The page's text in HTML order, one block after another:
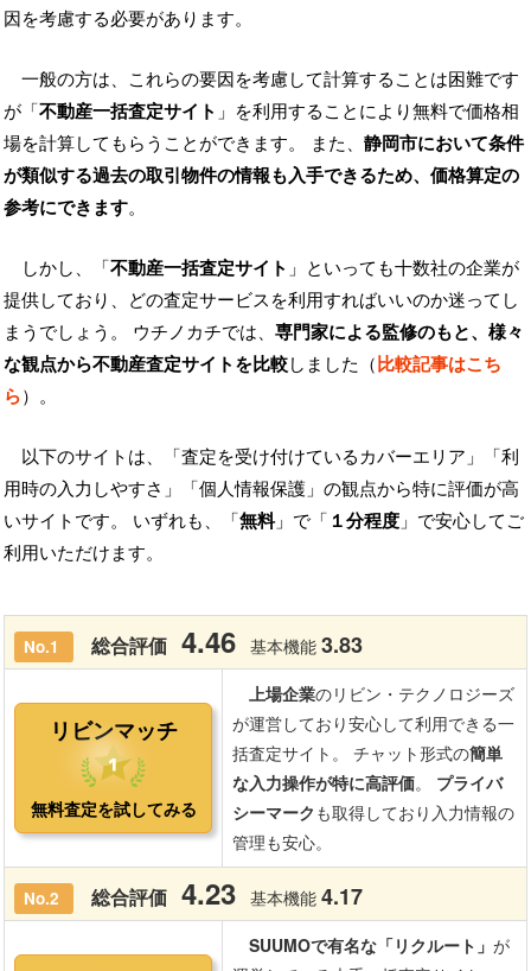
因を考慮する必要があります。
一般の方は、これらの要因を考慮して計算することは困難です
が「不動産一括査定サイト 」を利用することにより無料で価格相
場を計算してもらうことができます。 また、 静岡市において条件
が類似する過去の取引物件の情報も入手できるため、価格算定の
参考にできます。
しかし、「不動産一括査定サイト 」といっても十数社の企業が
提供しており、どの査定サービスを利用すればいいのか迷ってし
まうでしょう。 ウチノカチでは、 専門家による監修のもと、様々
な観点から不動産査定サイトを比較しました（比較記事はこち
ら）。
以下のサイトは、「査定を受け付けているカバーエリア」「利
用時の入力しやすさ」「個人情報保護」の観点から特に評価が高
いサイトです。 いずれも、「無料」で「 １分程度 」で安心してご
利用いただけます。